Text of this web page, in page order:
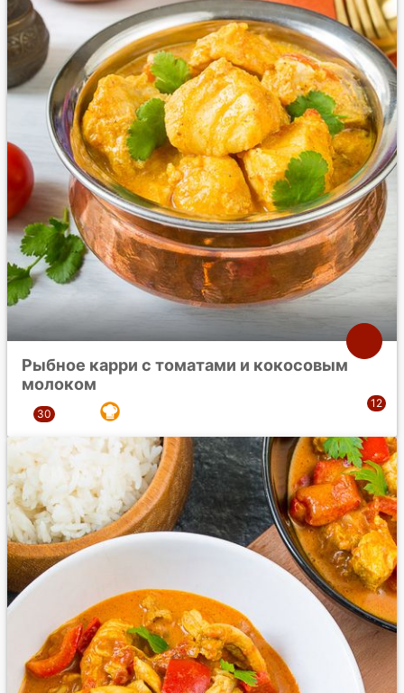
Рыбное карри с томатами и кокосовым
молоком